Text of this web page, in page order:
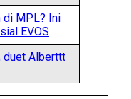
di MPL? Ini
EVOS
duet Alberttt